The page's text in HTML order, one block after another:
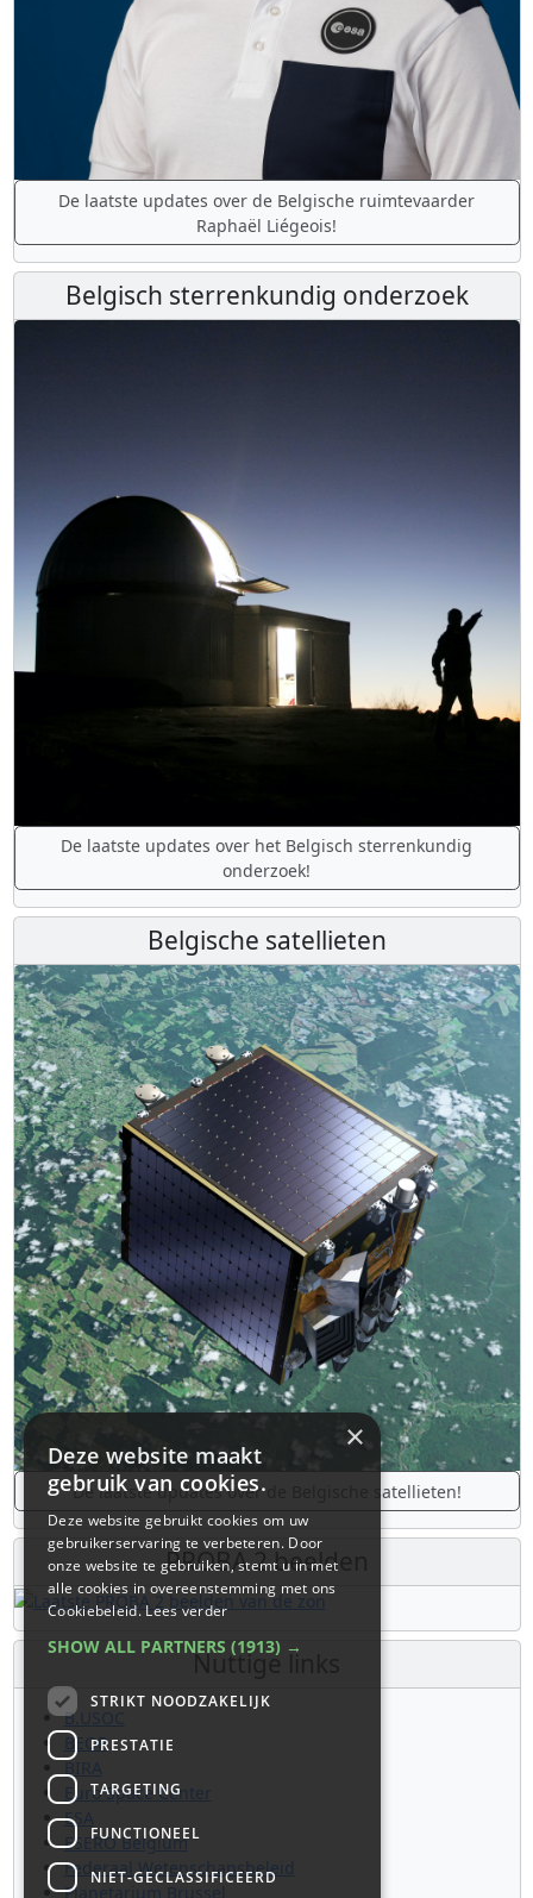
De laatste updates over de Belgische ruimtevaarder
Raphaël Liégeois!
Belgisch sterrenkundig onderzoek
De laatste updates over het Belgisch sterrenkundig
onderzoek!
Belgische satellieten
De laatste updates over de Belgische satellieten!
PROBA 2 beelden
Nuttige links
B.USOC
BEOP
BIRA
Euro Space Center
ESA
ESERO Belgium
Federaal Wetenschapsbeleid
Planetarium Brussel
×
Deze website maakt
gebruik van cookies.
Deze website gebruikt cookies om uw
gebruikerservaring te verbeteren. Door
onze website te gebruiken, stemt u in met
alle cookies in overeenstemming met ons
Cookiebeleid.Lees verder
SHOW ALL PARTNERS (1913) →
STRIKT NOODZAKELIJK
PRESTATIE
TARGETING
FUNCTIONEEL
NIET-GECLASSIFICEERD